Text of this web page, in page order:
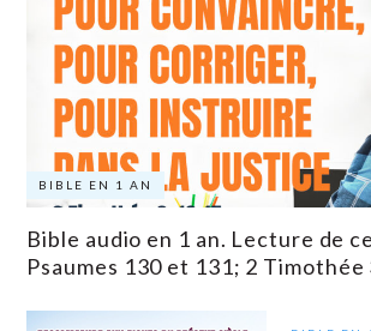
BIBLE EN 1 AN
Bible audio en 1 an. Lecture de
Psaumes 130 et 131; 2 Timothée